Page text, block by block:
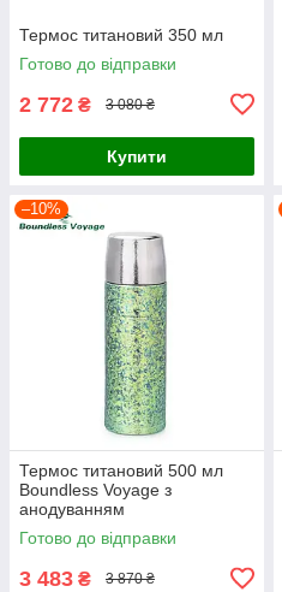
Термос титановий 350 мл
Готово до відправки
2 772 ₴ 3 080 ₴
Купити
–10%
Термос титановий 500 мл
Boundless Voyage з
анодуванням
Готово до відправки
3 483 ₴ 3 870 ₴